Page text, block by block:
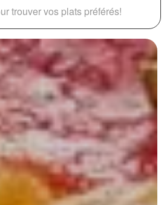
trouver vos plats préférés!